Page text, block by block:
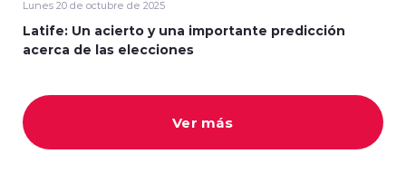
modo claro
Lunes 20 de octubre de 2025
Latife: Un acierto y una importante predicción
acerca de las elecciones
Ver más